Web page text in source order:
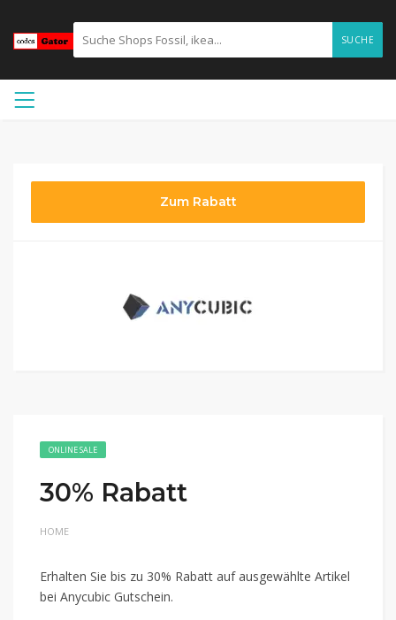
SUCHE
Zum Rabatt
ONLINE SALE
30% Rabatt
HOME
Erhalten Sie bis zu 30% Rabatt auf ausgewählte Artikel
bei Anycubic Gutschein.